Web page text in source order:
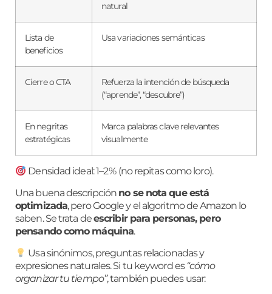
natural
Lista de
beneficios
Usa variaciones semánticas
Cierre o CTA
Refuerza la intención de búsqueda
(“aprende”, “descubre”)
En negritas
estratégicas
Marca palabras clave relevantes
visualmente
Densidad ideal: 1–2 % (no repitas como loro).
Una buena descripción no se nota que está
optimizada, pero Google y el algoritmo de Amazon lo
saben. Se trata deescribir para personas, pero
pensando como máquina.
Usa sinónimos, preguntas relacionadas y
expresiones naturales. Si tu keyword es“cómo
organizar tu tiempo”, también puedes usar: